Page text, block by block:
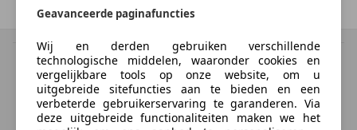
Vorige 1/1
BTW verrekenbaar
Specificatie van de fabrikant voor nieuwe voertuigen. Afhankelijk van de
kilometerstand, het rijgedrag, de leeftijd van de batterij en het
laadgedrag, kan de radius van occasies aanzienlijk variëren.
Geavanceerde paginafuncties
Wij en derden gebruiken verschillende
technologische middelen, waaronder cookies en
vergelijkbare tools op onze website, om u
uitgebreide sitefuncties aan te bieden en een
verbeterde gebruikerservaring te garanderen. Via
deze uitgebreide functionaliteiten maken we het